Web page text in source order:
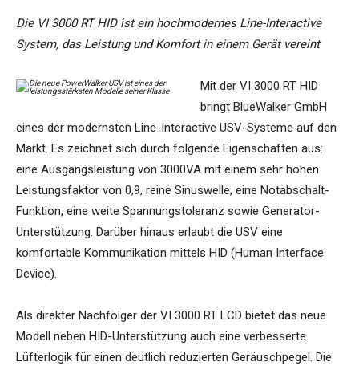
Die VI 3000 RT HID ist ein hochmodernes Line-Interactive
System, das Leistung und Komfort in einem Gerät vereint
Mit der VI 3000 RT HID
bringt BlueWalker GmbH
eines der modernsten Line-Interactive USV-Systeme auf den
Markt. Es zeichnet sich durch folgende Eigenschaften aus:
eine Ausgangsleistung von 3000VA mit einem sehr hohen
Leistungsfaktor von 0,9, reine Sinuswelle, eine Notabschalt-
Funktion, eine weite Spannungstoleranz sowie Generator-
Unterstützung. Darüber hinaus erlaubt die USV eine
komfortable Kommunikation mittels HID (Human Interface
Device).
Als direkter Nachfolger der VI 3000 RT LCD bietet das neue
Modell neben HID-Unterstützung auch eine verbesserte
Lüfterlogik für einen deutlich reduzierten Geräuschpegel. Die